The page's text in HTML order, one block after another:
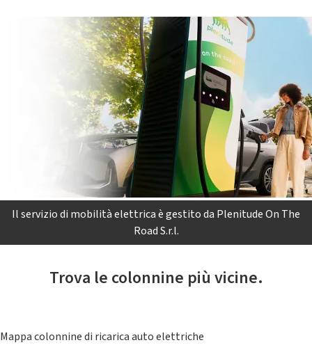
Il servizio di mobilità elettrica è gestito da Plenitude On The
Road S.r.l.
Trova le colonnine più vicine.
Mappa colonnine di ricarica auto elettriche